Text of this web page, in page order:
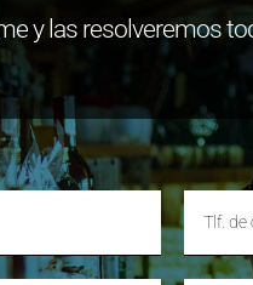
y las resolveremos